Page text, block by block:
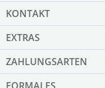
KONTAKT
EXTRAS
ZAHLUNGSARTEN